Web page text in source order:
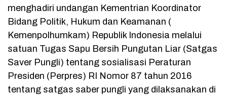
menghadiri undangan Kementrian Koordinator
Bidang Politik, Hukum dan Keamanan (
Kemenpolhumkam) Republik Indonesia melalui
satuan Tugas Sapu Bersih Pungutan Liar (Satgas
Saver Pungli) tentang sosialisasi Peraturan
Presiden (Perpres) RI Nomor 87 tahun 2016
tentang satgas saber pungli yang dilaksanakan di